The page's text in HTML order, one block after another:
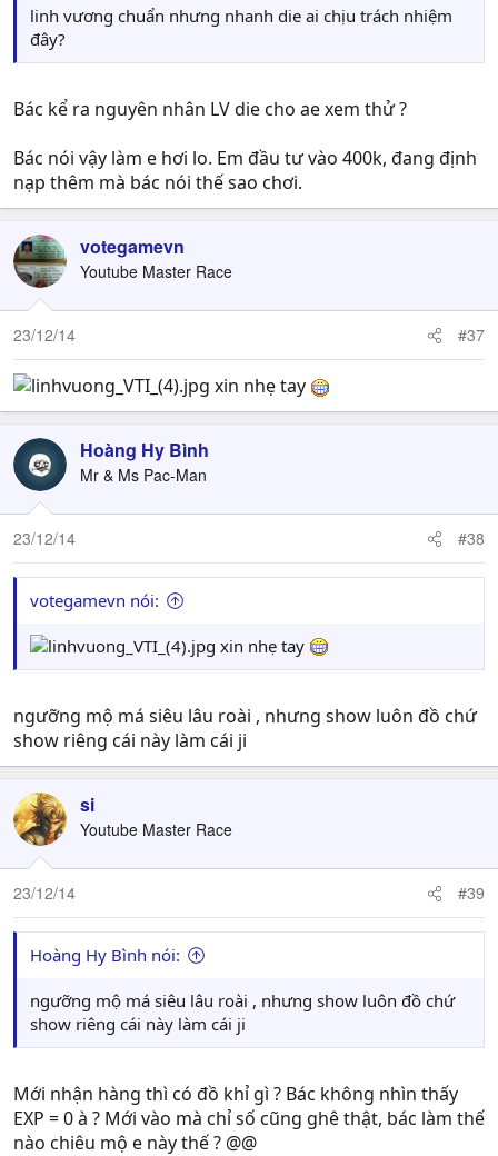
linh vương chuẩn nhưng nhanh die ai chịu trách nhiệm
đây?
Bác kể ra nguyên nhân LV die cho ae xem thử ?
Bác nói vậy làm e hơi lo. Em đầu tư vào 400k, đang định
nạp thêm mà bác nói thế sao chơi.
votegamevn
Youtube Master Race
23/12/14 #37
xin nhẹ tay
Hoàng Hy Bình
Mr & Ms Pac-Man
23/12/14 #38
votegamevn nói:
xin nhẹ tay
ngưỡng mộ má siêu lâu roài , nhưng show luôn đồ chứ
show riêng cái này làm cái ji
si
Youtube Master Race
23/12/14 #39
Hoàng Hy Bình nói:
ngưỡng mộ má siêu lâu roài , nhưng show luôn đồ chứ
show riêng cái này làm cái ji
Mới nhận hàng thì có đồ khỉ gì ? Bác không nhìn thấy
EXP = 0 à ? Mới vào mà chỉ số cũng ghê thật, bác làm thế
nào chiêu mộ e này thế ? @@